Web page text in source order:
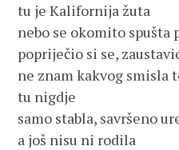
tu je Kalifornija žuta
nebo se okomito spušta
popriječio si se,
ne znam kakvog smisla
tu nigdje
samo stabla, savršeno
a još nisu ni rodila